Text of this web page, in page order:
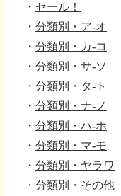
・ セール！
・ 分類別・ア-オ
・ 分類別・カ-コ
・ 分類別・サ-ソ
・ 分類別・タ-ト
・ 分類別・ナ-ノ
・ 分類別・ハ-ホ
・ 分類別・マ-モ
・ 分類別・ヤラワ
・ 分類別・その他